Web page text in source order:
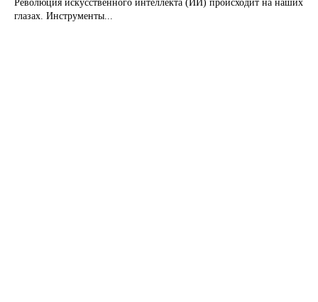
Революция искусственного интеллекта (ИИ) происходит на наших
глазах. Инструменты...